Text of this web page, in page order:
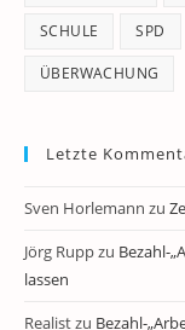
SCHULE SPD
ÜBERWACHUNG
Letzte
Sven Horlemann zu
Jörg Ruppzu Bezahl-
lassen
Realistzu Bezahl-